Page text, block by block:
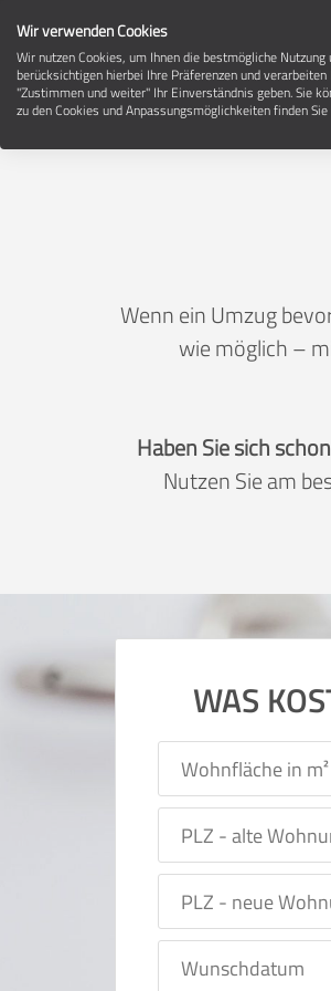
Wenn ein Umzug
wie möglich –
Haben Sie sich
Nutzen Sie am
WAS
Wir verwenden Cookies
Wir nutzen Cookies, um Ihnen die bestmögliche
berücksichtigen hierbei Ihre Präferenzen und
"Zustimmen und weiter" Ihr Einverständnis geben. Sie
zu den Cookies und Anpassungsmöglichkeiten finden